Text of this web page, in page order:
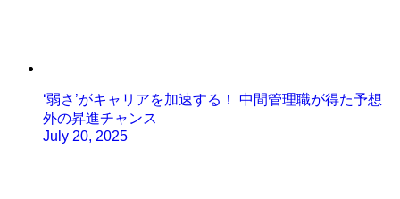
‘弱さ’がキャリアを加速する！ 中間管理職が得た予想
外の昇進チャンス
July 20, 2025